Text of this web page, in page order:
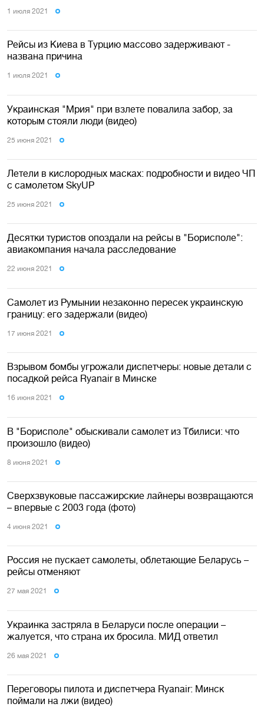
1 июля 2021
Рейсы из Киева в Турцию массово задерживают -
названа причина
1 июля 2021
Украинская "Мрия" при взлете повалила забор, за
которым стояли люди (видео)
25 июня 2021
Летели в кислородных масках: подробности и видео ЧП
с самолетом SkyUP
25 июня 2021
Десятки туристов опоздали на рейсы в "Борисполе":
авиакомпания начала расследование
22 июня 2021
Самолет из Румынии незаконно пересек украинскую
границу: его задержали (видео)
17 июня 2021
Взрывом бомбы угрожали диспетчеры: новые детали с
посадкой рейса Ryanair в Минске
16 июня 2021
В "Борисполе" обыскивали самолет из Тбилиси: что
произошло (видео)
8 июня 2021
Сверхзвуковые пассажирские лайнеры возвращаются
– впервые с 2003 года (фото)
4 июня 2021
Россия не пускает самолеты, облетающие Беларусь –
рейсы отменяют
27 мая 2021
Украинка застряла в Беларуси после операции –
жалуется, что страна их бросила. МИД ответил
26 мая 2021
Переговоры пилота и диспетчера Ryanair: Минск
поймали на лжи (видео)